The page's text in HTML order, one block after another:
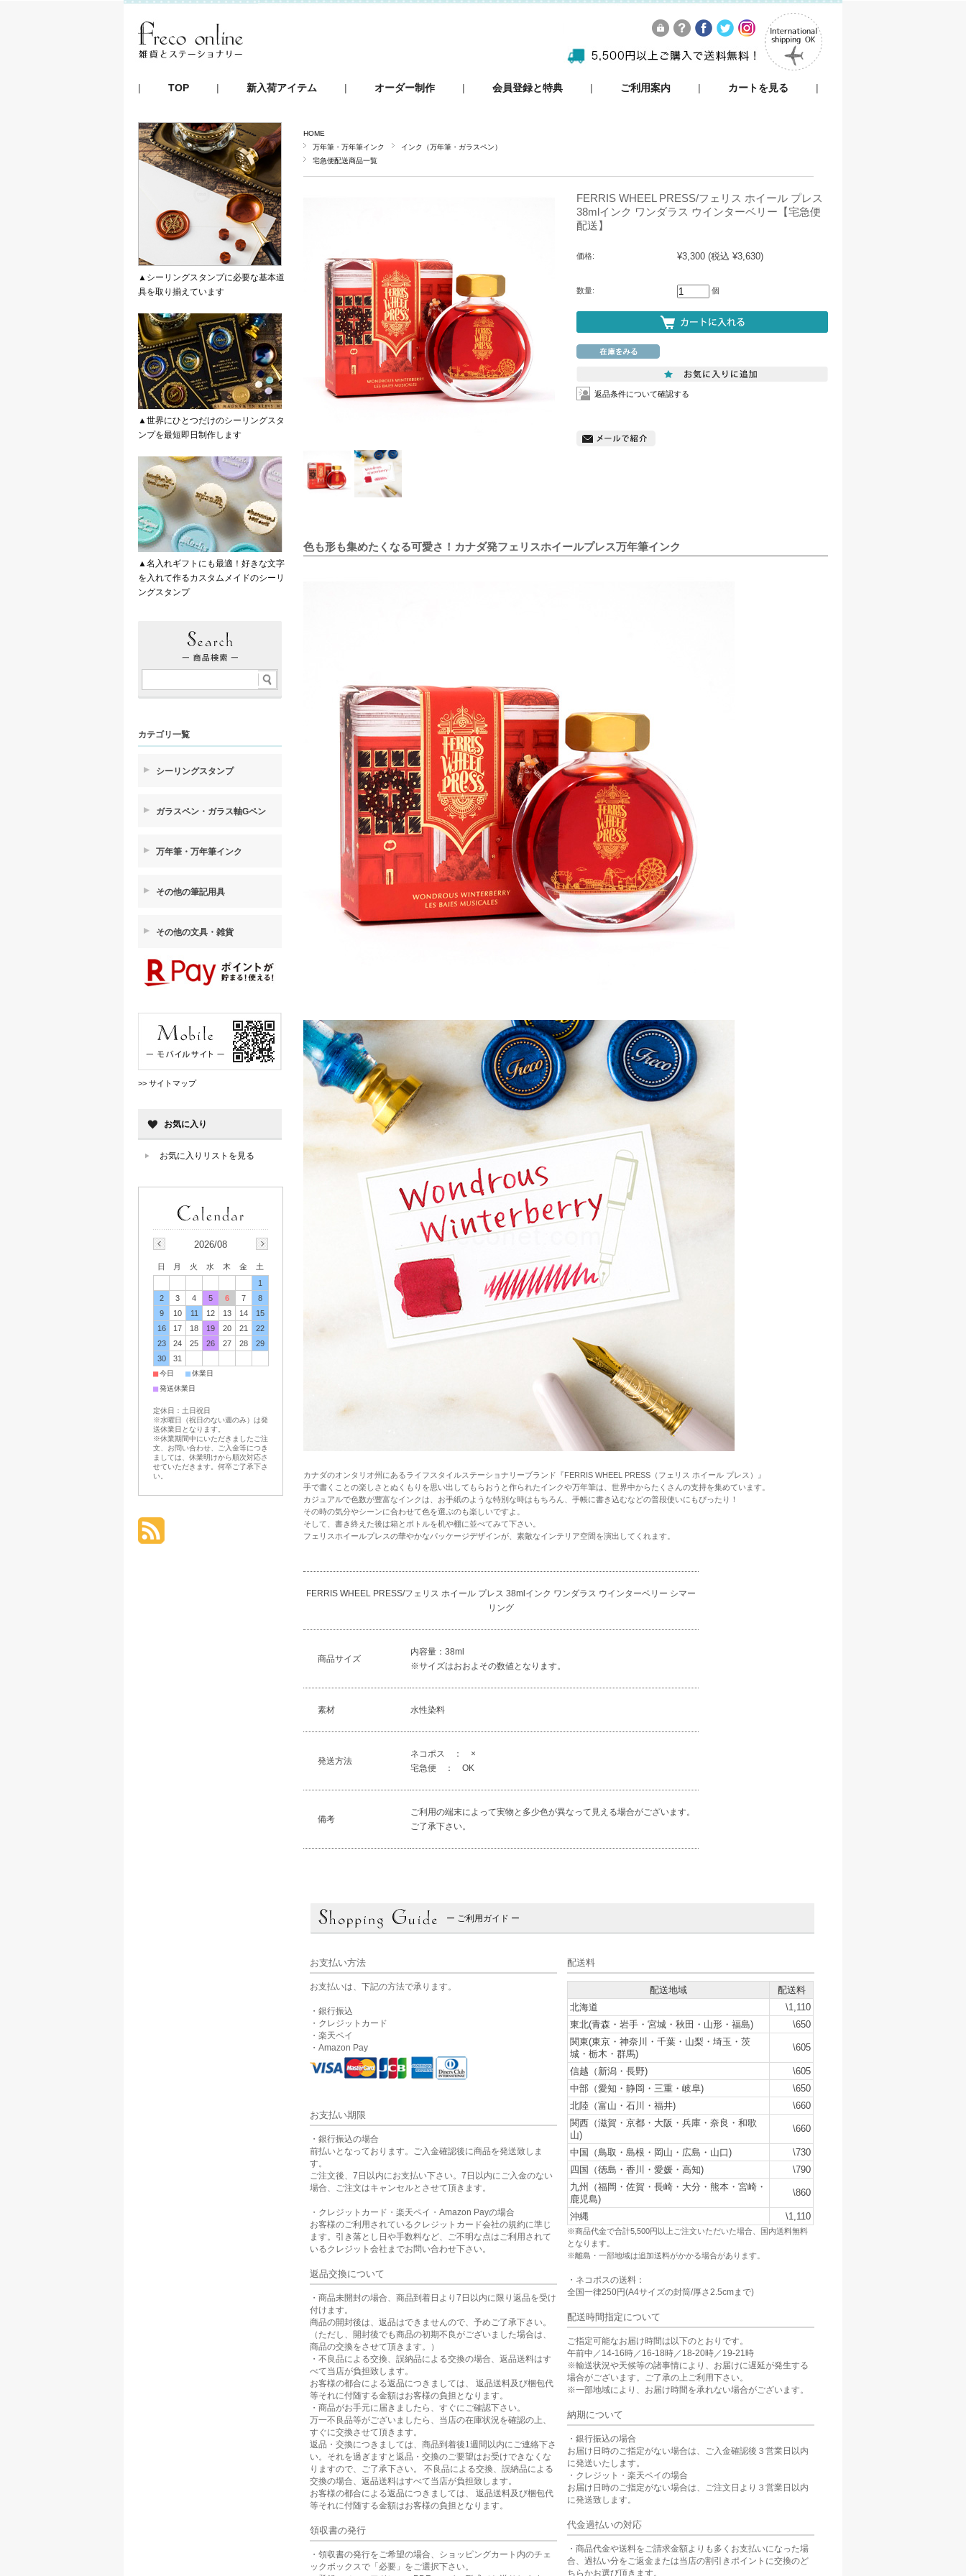
TOP 新入荷アイテム オーダー制作 会員登録と特典 ご利用案内 カートを見る
HOME
万年筆・万年筆インク
インク（万年筆・ガラスペン）
宅急便配送商品一覧
FERRIS WHEEL PRESS/フェリス ホイール プレス
38mlインク ワンダラス ウインターベリー【宅急便
配送】
価格: ¥3,300 (税込 ¥3,630)
数量: 個
返品条件について確認する
色も形も集めたくなる可愛さ！カナダ発フェリスホイールプレス万年筆インク
カナダのオンタリオ州にあるライフスタイルステーショナリーブランド『FERRIS WHEEL PRESS（フェリス ホイール プレス）』
手で書くことの楽しさとぬくもりを思い出してもらおうと作られたインクや万年筆は、世界中からたくさんの支持を集めています。
カジュアルで色数が豊富なインクは、お手紙のような特別な時はもちろん、手帳に書き込むなどの普段使いにもぴったり！
その時の気分やシーンに合わせて色を選ぶのも楽しいですよ。
そして、書き終えた後は箱とボトルを机や棚に並べてみて下さい。
フェリスホイールプレスの華やかなパッケージデザインが、素敵なインテリア空間を演出してくれます。
FERRIS WHEEL PRESS/フェリス ホイール プレス 38mlインク ワンダラス ウインターベリー シマー
リング
商品サイズ
内容量：38ml
※サイズはおおよその数値となります。
素材 水性染料
発送方法
ネコポス ： ×
宅急便 ： OK
備考
ご利用の端末によって実物と多少色が異なって見える場合がございます。
ご了承下さい。
ー ご利用ガイド ー
お支払い方法
お支払いは、下記の方法で承ります。
・銀行振込
・クレジットカード
・楽天ペイ
・Amazon Pay
お支払い期限
・銀行振込の場合
前払いとなっております。ご入金確認後に商品を発送致しま
す。
ご注文後、7日以内にお支払い下さい。7日以内にご入金のない
場合、ご注文はキャンセルとさせて頂きます。
・クレジットカード・楽天ペイ・Amazon Payの場合
お客様のご利用されているクレジットカード会社の規約に準じ
ます。引き落とし日や手数料など、ご不明な点はご利用されて
いるクレジット会社までお問い合わせ下さい。
返品交換について
・商品未開封の場合、商品到着日より7日以内に限り返品を受け
付けます。
商品の開封後は、返品はできませんので、予めご了承下さい。
（ただし、開封後でも商品の初期不良がございました場合は、
商品の交換をさせて頂きます。）
・不良品による交換、誤納品による交換の場合、返品送料はす
べて当店が負担致します。
お客様の都合による返品につきましては、 返品送料及び梱包代
等それに付随する金額はお客様の負担となります。
・商品がお手元に届きましたら、すぐにご確認下さい。
万一不良品等がございましたら、当店の在庫状況を確認の上、
すぐに交換させて頂きます。
返品・交換につきましては、商品到着後1週間以内にご連絡下さ
い。それを過ぎますと返品・交換のご要望はお受けできなくな
りますので、ご了承下さい。 不良品による交換、誤納品による
交換の場合、返品送料はすべて当店が負担致します。
お客様の都合による返品につきましては、 返品送料及び梱包代
等それに付随する金額はお客様の負担となります。
領収書の発行
・領収書の発行をご希望の場合、ショッピングカート内のチェ
ックボックスで「必要」をご選択下さい。
配送料
配送地域
配送料
北海道
\1,110
東北(青森・岩手・宮城・秋田・山形・福島)
\650
関東(東京・神奈川・千葉・山梨・埼玉・茨
城・栃木・群馬)
\605
信越（新潟・長野)
\605
中部（愛知・静岡・三重・岐阜)
\650
北陸（富山・石川・福井)
\660
関西（滋賀・京都・大阪・兵庫・奈良・和歌
山)
\660
中国（鳥取・島根・岡山・広島・山口)
\730
四国（徳島・香川・愛媛・高知)
\790
九州（福岡・佐賀・長崎・大分・熊本・宮崎・
鹿児島)
\860
沖縄 \1,110
※商品代金で合計5,500円以上ご注文いただいた場合、国内送料無料
となります。
※離島・一部地域は追加送料がかかる場合があります。
・ネコポスの送料：
全国一律250円(A4サイズの封筒/厚さ2.5cmまで)
配送時間指定について
ご指定可能なお届け時間は以下のとおりです。
午前中／14-16時／16-18時／18-20時／19-21時
※輸送状況や天候等の諸事情により、お届けに遅延が発生する
場合がございます。ご了承の上ご利用下さい。
※一部地域により、お届け時間を承れない場合がございます。
納期について
・銀行振込の場合
お届け日時のご指定がない場合は、ご入金確認後３営業日以内
に発送いたします。
・クレジット・楽天ペイの場合
お届け日時のご指定がない場合は、ご注文日より３営業日以内
に発送致します。
代金過払いの対応
・商品代金や送料をご請求金額よりも多くお支払いになった場
合、過払い分をご返金または当店の割引きポイントに交換のど
ちらかお選び頂きます。
▲シーリングスタンプに必要な基本道
具を取り揃えています
▲世界にひとつだけのシーリングスタ
ンプを最短即日制作します
▲名入れギフトにも最適！好きな文字
を入れて作るカスタムメイドのシーリ
ングスタンプ
カテゴリ一覧
シーリングスタンプ
ガラスペン・ガラス軸Gペン
万年筆・万年筆インク
その他の筆記用具
その他の文具・雑貨
>> サイトマップ
お気に入り
お気に入りリストを見る
2026/08
日 月 火 水 木 金
土
1
2
3 4 5 6 7
8
9
10 11 12 13 14
15
16
17 18 19 20 21
22
23
24 25 26 27 28
29
30
31
■今日 ■休業日
■発送休業日
定休日：土日祝日
※水曜日（祝日のない週のみ）は発
送休業日となります。
※休業期間中にいただきましたご注
文、お問い合わせ、ご入金等につき
ましては、休業明けから順次対応さ
せていただきます。何卒ご了承下さ
い。